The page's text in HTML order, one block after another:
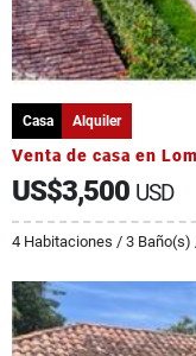
Casa Alquiler
Venta de casa en
US$3,500 USD
4 Habitaciones / 3 Baño(s)